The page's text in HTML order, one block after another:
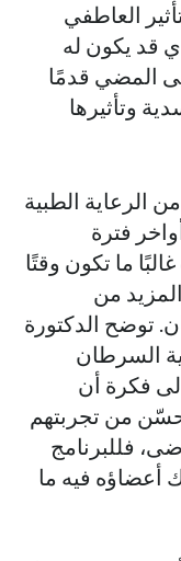
العاطفي
قد يكون له
المضي قدمًا
وتأثيرها
الرعاية الطبية
فترة
ما تكون وقتًا
من
توضح الدكتورة
السرطان
فكرة أن
من تجربتهم
فللبرنامج
فيه ما